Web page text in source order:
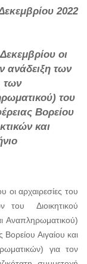
2022
οι
ανάδειξη των
των
του
Βορείου
και
οι αρχαιρεσίες του
του Διοικητικού
Αναπληρωματικού)
Αιγαίου και
για τον